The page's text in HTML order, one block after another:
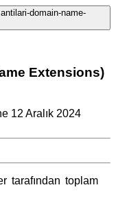
domain-name-
Extensions)
12 Aralık 2024
tarafından toplam